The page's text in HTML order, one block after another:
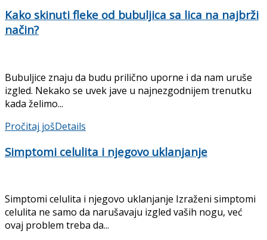
Kako skinuti fleke od bubuljica sa lica na najbrži
način?
Bubuljice znaju da budu prilično uporne i da nam uruše
izgled. Nekako se uvek jave u najnezgodnijem trenutku
kada želimo...
Pročitaj jošDetails
Simptomi celulita i njegovo uklanjanje
Simptomi celulita i njegovo uklanjanje Izraženi simptomi
celulita ne samo da narušavaju izgled vaših nogu, već
ovaj problem treba da...